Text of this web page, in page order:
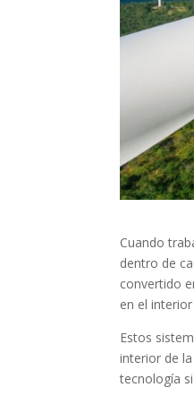
Cuando
dentro de
convertido
en el
Estos
interior de
tecnología